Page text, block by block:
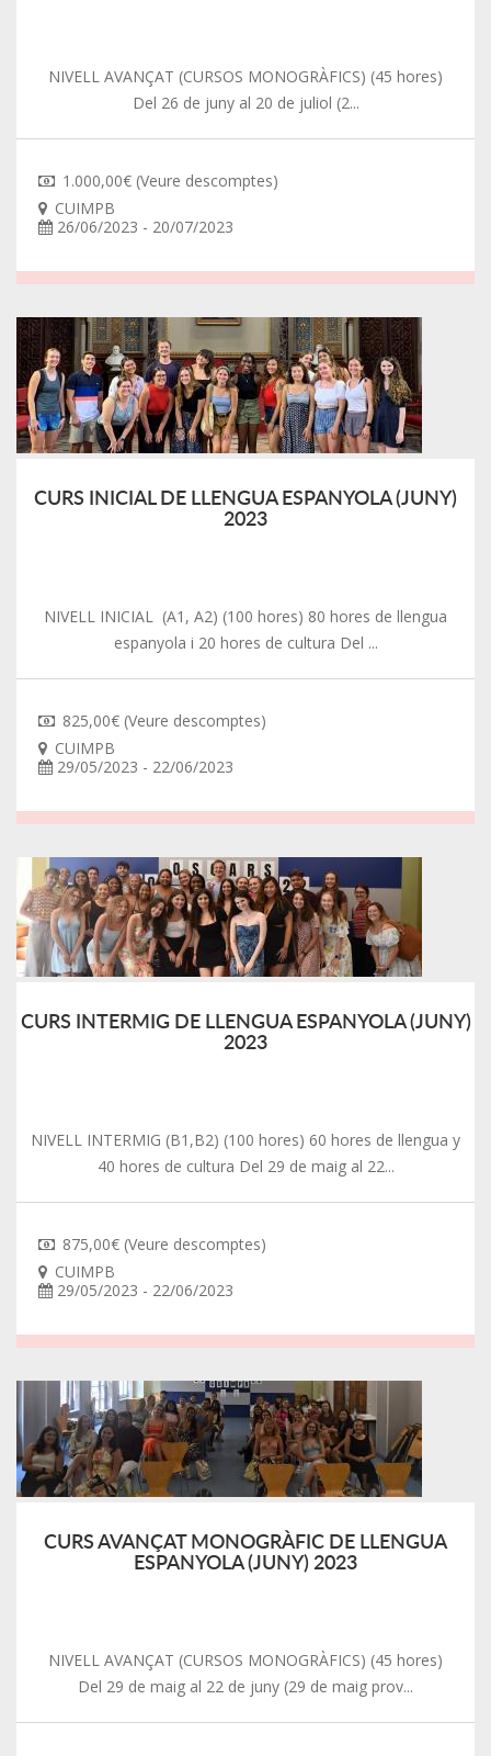
NIVELL AVANÇAT (CURSOS MONOGRÀFICS) (45 hores)
Del 26 de juny al 20 de juliol (2...
1.000,00€ (Veure descomptes)
CUIMPB
26/06/2023 - 20/07/2023
CURS INICIAL DE LLENGUA ESPANYOLA (JUNY)
2023
NIVELL INICIAL (A1, A2) (100 hores) 80 hores de llengua
espanyola i 20 hores de cultura Del ...
825,00€ (Veure descomptes)
CUIMPB
29/05/2023 - 22/06/2023
CURS INTERMIG DE LLENGUA ESPANYOLA (JUNY)
2023
NIVELL INTERMIG (B1,B2) (100 hores) 60 hores de llengua y
40 hores de cultura Del 29 de maig al 22...
875,00€ (Veure descomptes)
CUIMPB
29/05/2023 - 22/06/2023
CURS AVANÇAT MONOGRÀFIC DE LLENGUA
ESPANYOLA (JUNY) 2023
NIVELL AVANÇAT (CURSOS MONOGRÀFICS) (45 hores)
Del 29 de maig al 22 de juny (29 de maig prov...